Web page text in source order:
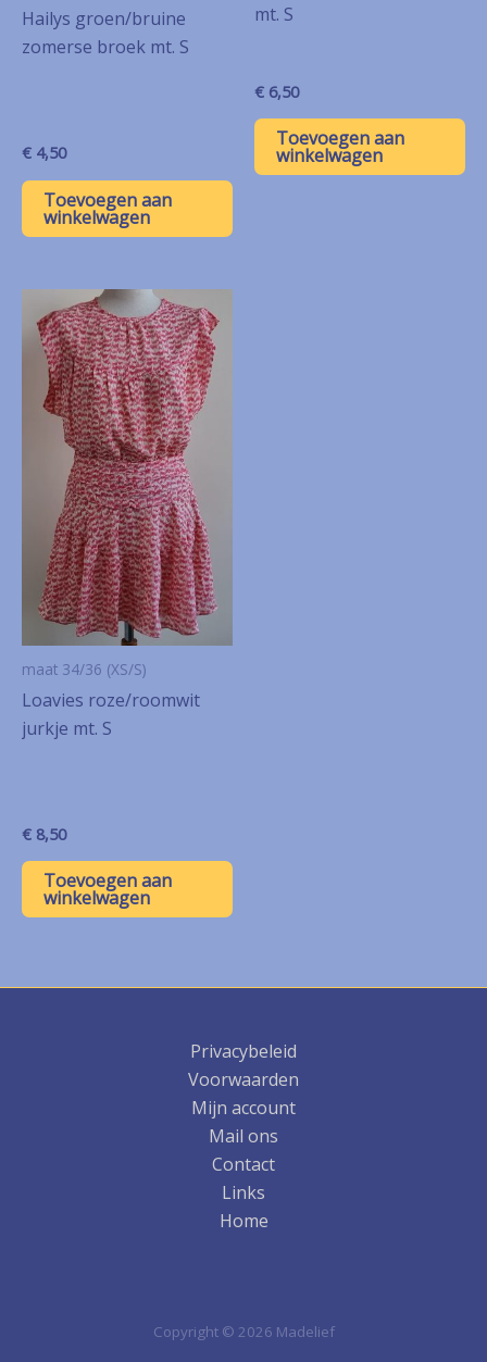
Hailys groen/bruine
zomerse broek mt. S
€ 4,50
Toevoegen aan
winkelwagen
mt. S
€ 6,50
Toevoegen aan
winkelwagen
maat 34/36 (XS/S)
Loavies roze/roomwit
jurkje mt. S
€ 8,50
Toevoegen aan
winkelwagen
Privacybeleid
Voorwaarden
Mijn account
Mail ons
Contact
Links
Home
Copyright © 2026 Madelief